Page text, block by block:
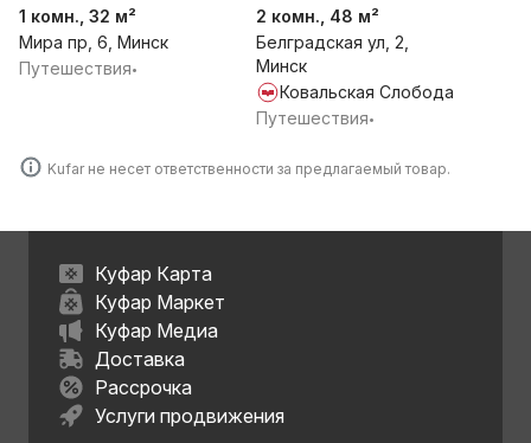
1 комн., 32 м²
Мира пр, 6, Минск
Путешествия•
2 комн., 48 м²
Белградская ул, 2,
Минск
Ковальская Слобода
Путешествия•
Kufar не несет ответственности за предлагаемый товар.
Куфар Карта
Куфар Маркет
Куфар Медиа
Доставка
Рассрочка
Услуги продвижения